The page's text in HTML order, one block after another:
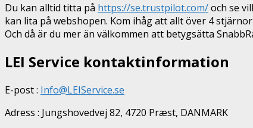
Du kan alltid titta på https://se.trustpilot.com/och se
kan lita på webshopen. Kom ihåg att allt över 4
Och då är du mer än välkommen att betygsätta
LEI Service kontaktinformation
E-post : Info@LEIService.se
Adress : Jungshovedvej 82, 4720 Præst, DANMARK